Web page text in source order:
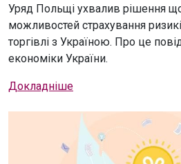
Уряд Польщі ухвалив рішення
можливостей страхування
торгівлі з Україною. Про це
економіки України.
Докладніше